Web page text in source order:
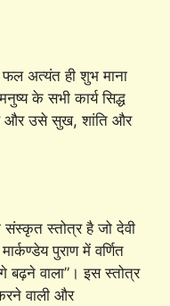
अत्यंत ही शुभ माना
के सभी कार्य सिद्ध
और उसे सुख, शांति और
स्तोत्र है जो देवी
पुराण में वर्णित
बढ़ने वाला”। इस स्तोत्र
वाली और